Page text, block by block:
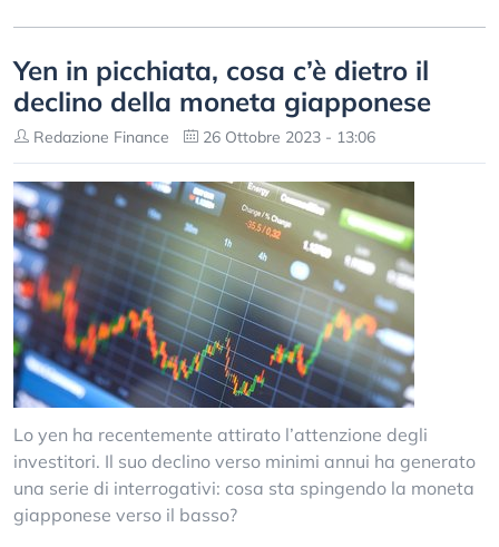
Yen in picchiata, cosa c’è dietro il
declino della moneta giapponese
Redazione Finance 26 Ottobre 2023 - 13:06
Lo yen ha recentemente attirato l’attenzione degli
investitori. Il suo declino verso minimi annui ha generato
una serie di interrogativi: cosa sta spingendo la moneta
giapponese verso il basso?